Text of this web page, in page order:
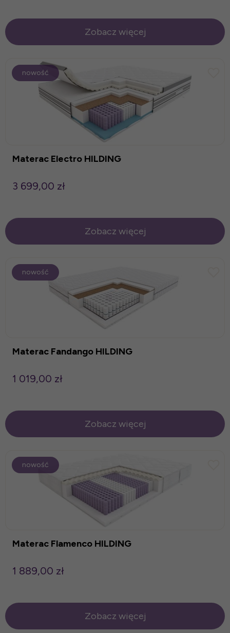
Zobacz więcej
Materac Electro HILDING
3 699,00 zł
Zobacz więcej
nowość
Materac Fandango HILDING
1 019,00 zł
Zobacz więcej
nowość
Materac Flamenco HILDING
1 889,00 zł
Zobacz więcej
nowość